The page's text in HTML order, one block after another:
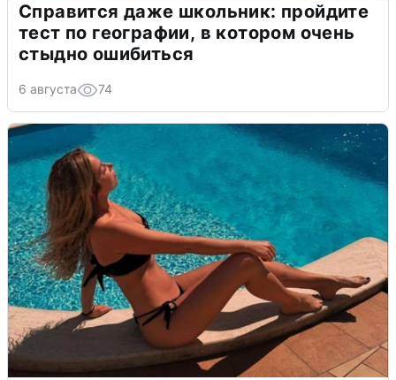
Справится даже школьник: пройдите
тест по географии, в котором очень
стыдно ошибиться
6 августа 74